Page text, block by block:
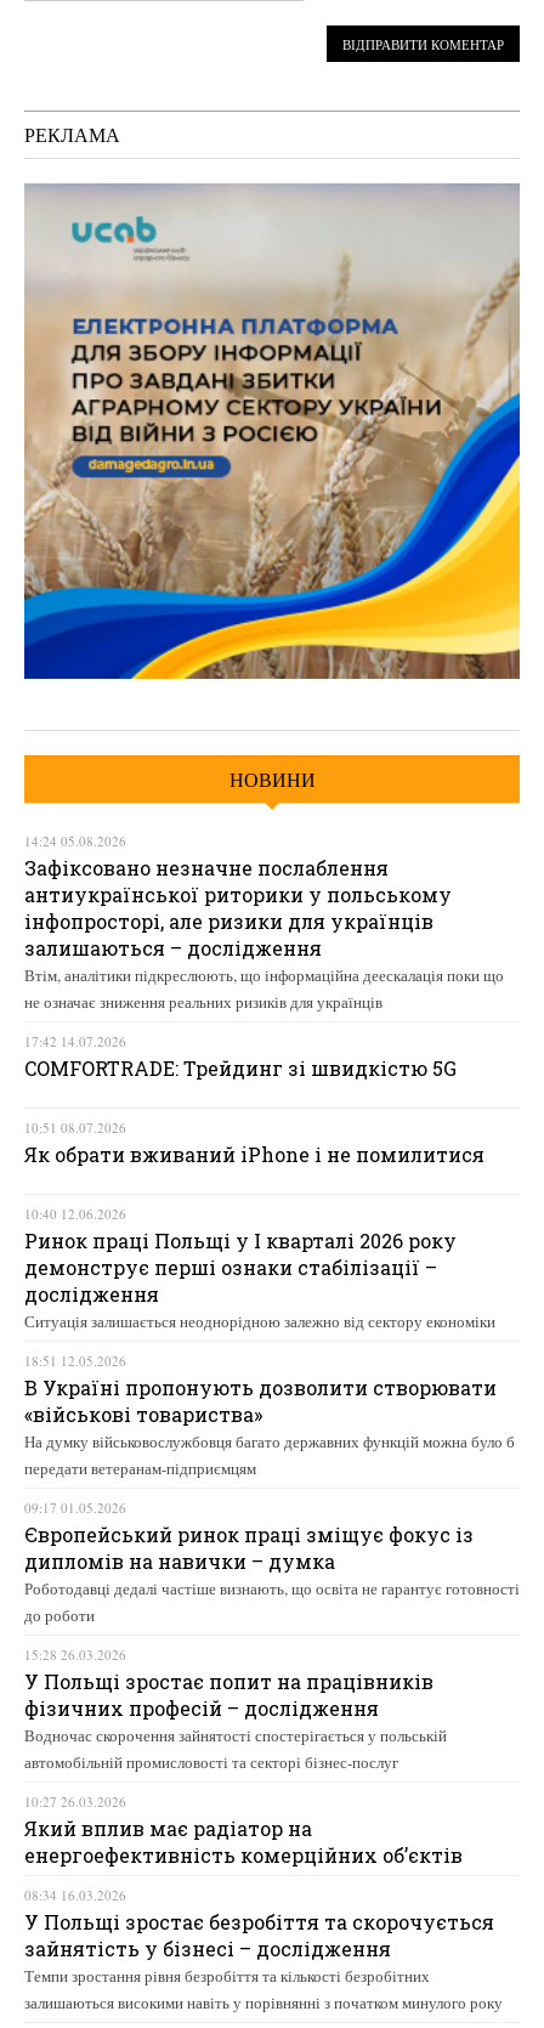
РЕКЛАМА
НОВИНИ
14:24 05.08.2026
Зафіксовано незначне послаблення
антиукраїнської риторики у польському
інфопросторі, але ризики для українців
залишаються – дослідження
Втім, аналітики підкреслюють, що інформаційна деескалація поки що
не означає зниження реальних ризиків для українців
17:42 14.07.2026
COMFORTRADE: Трейдинг зі швидкістю 5G
10:51 08.07.2026
Як обрати вживаний iPhone і не помилитися
10:40 12.06.2026
Ринок праці Польщі у І кварталі 2026 року
демонструє перші ознаки стабілізації –
дослідження
Ситуація залишається неоднорідною залежно від сектору економіки
18:51 12.05.2026
В Україні пропонують дозволити створювати
«військові товариства»
На думку військовослужбовця багато державних функцій можна було б
передати ветеранам-підприємцям
09:17 01.05.2026
Європейський ринок праці зміщує фокус із
дипломів на навички – думка
Роботодавці дедалі частіше визнають, що освіта не гарантує готовності
до роботи
15:28 26.03.2026
У Польщі зростає попит на працівників
фізичних професій – дослідження
Водночас скорочення зайнятості спостерігається у польській
автомобільній промисловості та секторі бізнес-послуг
10:27 26.03.2026
Який вплив має радіатор на
енергоефективність комерційних об’єктів
08:34 16.03.2026
У Польщі зростає безробіття та скорочується
зайнятість у бізнесі – дослідження
Темпи зростання рівня безробіття та кількості безробітних
залишаються високими навіть у порівнянні з початком минулого року